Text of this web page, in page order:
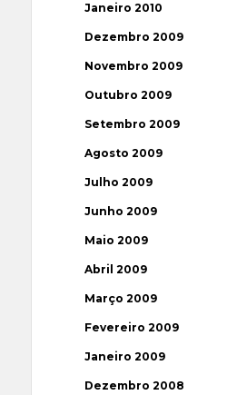
Janeiro 2010
Dezembro 2009
Novembro 2009
Outubro 2009
Setembro 2009
Agosto 2009
Julho 2009
Junho 2009
Maio 2009
Abril 2009
Março 2009
Fevereiro 2009
Janeiro 2009
Dezembro 2008